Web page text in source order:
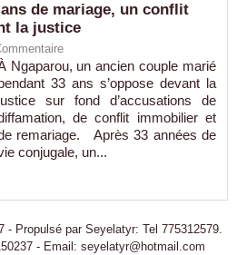
de mariage, un conflit
la justice
Ngaparou, un ancien couple marié
33 ans s’oppose devant la
sur fond d’accusations de
de conflit immobilier et
remariage. Après 33 années de
conjugale, un...
- Propulsé par Seyelatyr: Tel 775312579.
- Email: seyelatyr@hotmail.com